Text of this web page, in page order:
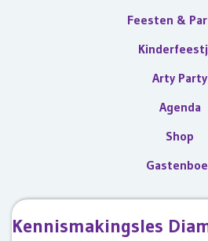
Feesten &
Arty Party
Agenda
Shop
Kennismakingsles